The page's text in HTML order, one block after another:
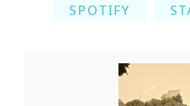
SPOTIFY